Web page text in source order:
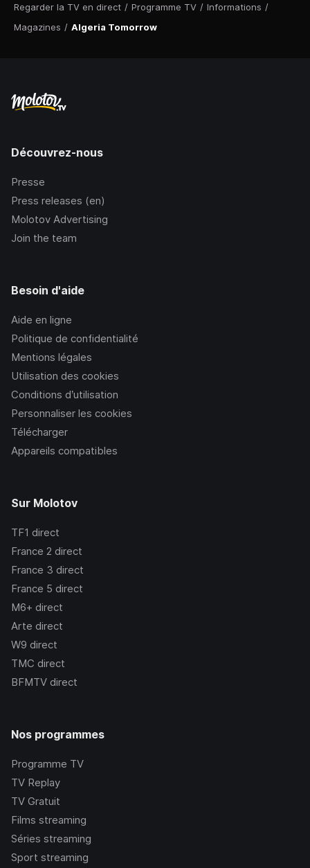
Regarder la TV en direct / Programme TV / Informations /
Magazines / Algeria Tomorrow
Découvrez-nous
Presse
Press releases (en)
Molotov Advertising
Join the team
Besoin d'aide
Aide en ligne
Politique de confidentialité
Mentions légales
Utilisation des cookies
Conditions d’utilisation
Personnaliser les cookies
Télécharger
Appareils compatibles
Sur Molotov
TF1 direct
France 2 direct
France 3 direct
France 5 direct
M6+ direct
Arte direct
W9 direct
TMC direct
BFMTV direct
Nos programmes
Programme TV
TV Replay
TV Gratuit
Films streaming
Séries streaming
Sport streaming